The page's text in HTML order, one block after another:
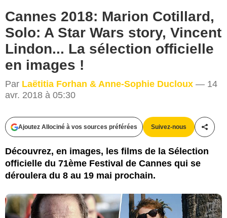
Cannes 2018: Marion Cotillard,
Solo: A Star Wars story, Vincent
Lindon... La sélection officielle
en images !
Par Laëtitia Forhan & Anne-Sophie Ducloux — 14
avr. 2018 à 05:30
Ajoutez Allociné à vos sources préférées Suivez-nous
Découvrez, en images, les films de la Sélection
officielle du 71ème Festival de Cannes qui se
déroulera du 8 au 19 mai prochain.